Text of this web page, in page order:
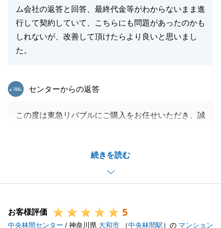
ム会社の返答と回答、最終代金等がわからないまま進
行して契約していて、こちらにも問題があったのかも
しれないが、改善して頂けたらより良いと思いまし
た。
続きを読む
東急リバブル
センターからの返答
この度は東急リバブルにご購入をお任せいただき、誠
申し訳ございません。
リフォーム会社との連携について、今後改善するよう
努めて参ります。
お客様評価
5
中央林間センター / 神奈川県 大和市 （中央林間駅）の マンション